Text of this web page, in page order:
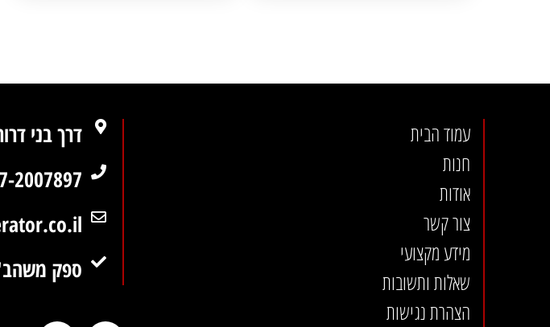
עמוד הבית
חנות
אודות
צור קשר
מידע מקצועי
שאלות ותשובות
הצהרת נגישות
דרך בני דרור 8 א.ת תל
2007897
ספק משהב"ט -